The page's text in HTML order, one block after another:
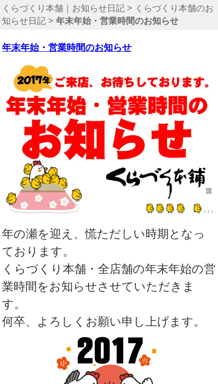
くらづくり本舗｜お知らせ日記 > くらづくり本舗のお
知らせ日記 >年末年始・営業時間のお知らせ
年末年始・営業時間のお知らせ
年の瀬を迎え、慌ただしい時期となっ
ております。
くらづくり本舗・全店舗の年末年始の営
業時間をお知らせさせていただきま
す。
何卒、よろしくお願い申し上げます。